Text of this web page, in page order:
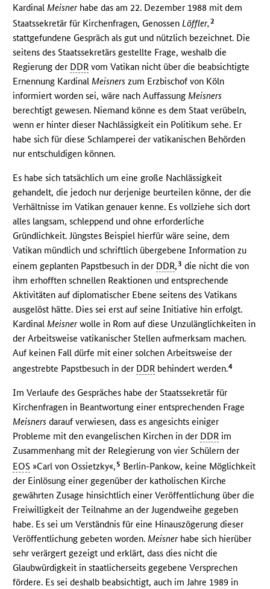
KardinalMeisnerhabe das am 22. Dezember 1988 mit dem
Staatssekretär für Kirchenfragen, GenossenLöffler,2
stattgefundene Gespräch als gut und nützlich bezeichnet. Die
seitens des Staatssekretärs gestellte Frage, weshalb die
Regierung der DDR vom Vatikan nicht über die beabsichtigte
Ernennung KardinalMeisners zum Erzbischof von Köln
informiert worden sei, wäre nach AuffassungMeisners
berechtigt gewesen. Niemand könne es dem Staat verübeln,
wenn er hinter dieser Nachlässigkeit ein Politikum sehe. Er
habe sich für diese Schlamperei der vatikanischen Behörden
nur entschuldigen können.
Es habe sich tatsächlich um eine große Nachlässigkeit
gehandelt, die jedoch nur derjenige beurteilen könne, der die
Verhältnisse im Vatikan genauer kenne. Es vollziehe sich dort
alles langsam, schleppend und ohne erforderliche
Gründlichkeit. Jüngstes Beispiel hierfür wäre seine, dem
Vatikan mündlich und schriftlich übergebene Information zu
einem geplanten Papstbesuch in der DDR,3 die nicht die von
ihm erhofften schnellen Reaktionen und entsprechende
Aktivitäten auf diplomatischer Ebene seitens des Vatikans
ausgelöst hätte. Dies sei erst auf seine Initiative hin erfolgt.
KardinalMeisnerwolle in Rom auf diese Unzulänglichkeiten in
der Arbeitsweise vatikanischer Stellen aufmerksam machen.
Auf keinen Fall dürfe mit einer solchen Arbeitsweise der
angestrebte Papstbesuch in der DDR behindert werden.4
Im Verlaufe des Gespräches habe der Staatssekretär für
Kirchenfragen in Beantwortung einer entsprechenden Frage
Meisners darauf verwiesen, dass es angesichts einiger
Probleme mit den evangelischen Kirchen in der DDR im
Zusammenhang mit der Relegierung von vier Schülern der
EOS »Carl von Ossietzky«, 5 Berlin-Pankow, keine Möglichkeit
der Einlösung einer gegenüber der katholischen Kirche
gewährten Zusage hinsichtlich einer Veröffentlichung über die
Freiwilligkeit der Teilnahme an der Jugendweihe gegeben
habe. Es sei um Verständnis für eine Hinauszögerung dieser
Veröffentlichung gebeten worden. Meisnerhabe sich hierüber
sehr verärgert gezeigt und erklärt, dass dies nicht die
Glaubwürdigkeit in staatlicherseits gegebene Versprechen
fördere. Es sei deshalb beabsichtigt, auch im Jahre 1989 in